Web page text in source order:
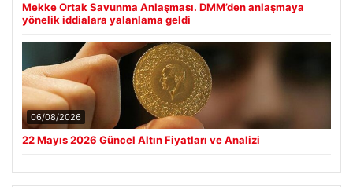
Mekke Ortak Savunma Anlaşması. DMM’den anlaşmaya
yönelik iddialara yalanlama geldi
06/08/2026
22 Mayıs 2026 Güncel Altın Fiyatları ve Analizi